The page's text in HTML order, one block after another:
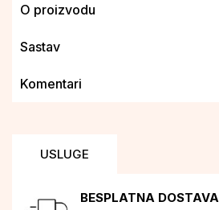
O proizvodu
Sastav
Komentari
USLUGE
BESPLATNA DOSTAVA